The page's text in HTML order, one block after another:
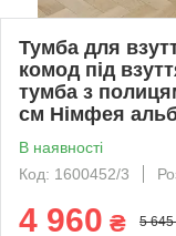
Тумба для
комод під
тумба з
см Німфея
В наявності
Код: 1600452/3
4 960 ₴ 5 645